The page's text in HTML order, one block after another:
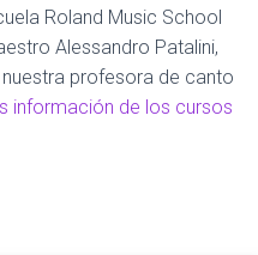
Roland Music School
Alessandro Patalini,
profesora de canto
información de los cursos